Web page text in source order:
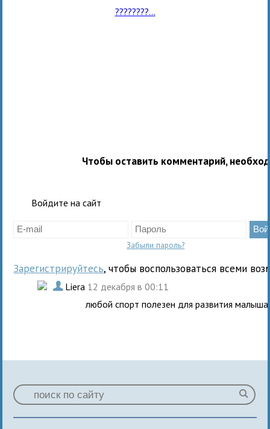
????????...
Чтобы оставить комментарий,
Войдите на сайт
Забыли пароль?
Зарегистрируйтесь, чтобы воспользоваться всеми
. Liera 12 декабря в 00:11
любой спорт полезен для развития